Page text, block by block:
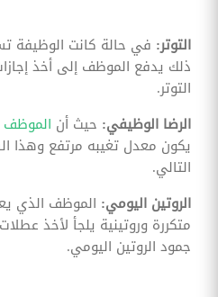
التوتر: في حالة كانت الوظيفة
ذلك يدفع الموظف إلى أخذ
التوتر.
الرضا الوظيفي: حيث أن الموظف
يكون معدل تغيبه مرتفع وهذا
التالي.
الروتين اليومي: الموظف الذي
متكررة وروتينية يلجأ لأخذ
جمود الروتين اليومي.